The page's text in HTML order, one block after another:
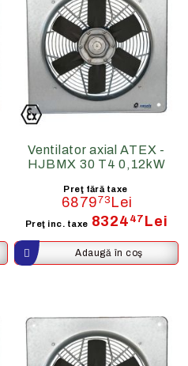
Ventilator axial ATEX -
HJBMX 30 T4 0,12kW
Preţ fără taxe
687973 Lei
Preţ inc. taxe 8324 47 Lei